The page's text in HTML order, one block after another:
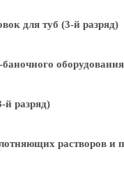
для туб (3-й разряд)
й разряд)
растворов и